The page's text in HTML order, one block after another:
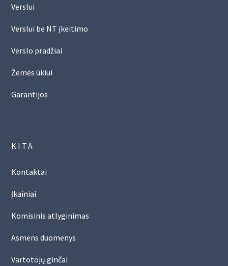
Verslui
Verslui be NT įkeitimo
Verslo pradžiai
Žemės ūkiui
Garantijos
KITA
Kontaktai
Įkainiai
Komisinis atlyginimas
Asmens duomenys
Vartotojų ginčai